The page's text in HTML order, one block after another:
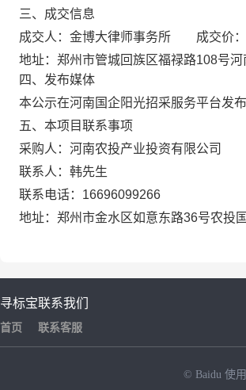
三、成交信息
成交人： 金博大律师事务所 成交价：
地址：郑州市管城回族区福禄路108号
四、发布媒体
本公示在河南国企阳光招采服务平台发布
五、本项目联系事项
采购人：河南农投产业投资有限公司
联系人： 韩先生
联系电话： 16696099266
地址：郑州市金水区如意东路36号农投
寻标宝
首页
联系我们
联系客服
© Baidu 使